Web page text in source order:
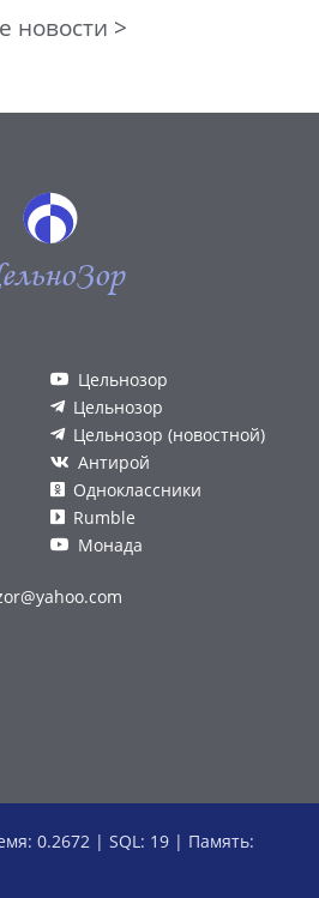
новости >
Цельнозор
Цельнозор
Цельнозор (новостной)
Антирой
Одноклассники
Rumble
Монада
0.2672 | SQL: 19 | Память: